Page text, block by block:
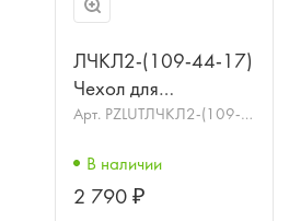
ЛЧКЛ2-(109-44-17)
Чехол для
клавишных,
Арт. PZLUTЛЧКЛ2-(109-
В наличии
2 790 ₽